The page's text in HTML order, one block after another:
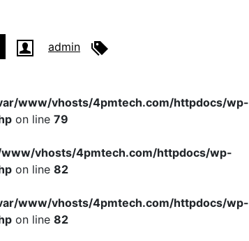
admin
www/vhosts/4pmtech.com/httpdocs/wp-
on line 79
vhosts/4pmtech.com/httpdocs/wp-
on line 82
www/vhosts/4pmtech.com/httpdocs/wp-
on line 82